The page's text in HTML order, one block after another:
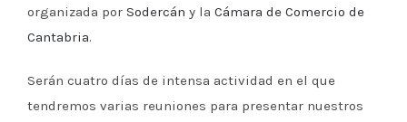
organizada por Sodercán y la Cámara de Comercio de
Cantabria.
Serán cuatro días de intensa actividad en el que
tendremos varias reuniones para presentar nuestros